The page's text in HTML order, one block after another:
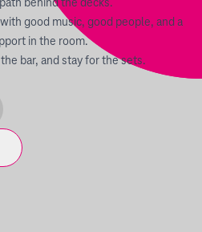
behind the decks.
good music, good people, and a
in the room.
bar, and stay for the sets.